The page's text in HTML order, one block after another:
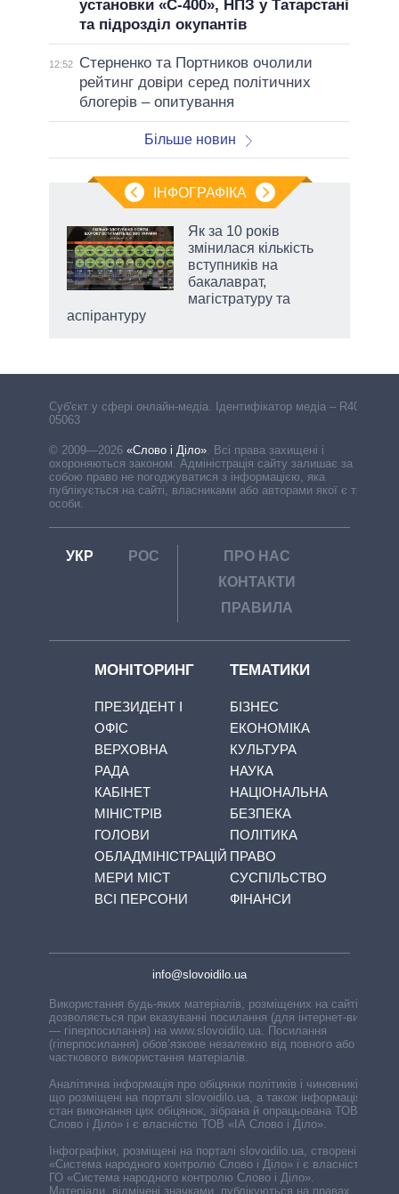
установки «С-400», НПЗ у Татарстані
та підрозділ окупантів
12:52
Стерненко та Портников очолили
рейтинг довіри серед політичних
блогерів – опитування
Більше новин
ІНФОГРАФІКА
Як за 10 років
змінилася кількість
вступників на
бакалаврат,
магістратуру та
аспірантуру
Cуб'єкт у сфері онлайн-медіа. Ідентифікатор медіа – R40-
05063
© 2009—2026 «Слово і Діло». Всі права захищені і
охороняються законом. Адміністрація сайту залишає за
собою право не погоджуватися з інформацією, яка
публікується на сайті, власниками або авторами якої є треті
особи.
УКР РОС
ПРО НАС
КОНТАКТИ
ПРАВИЛА
МОНІТОРИНГ
ПРЕЗИДЕНТ І
ОФІС
ВЕРХОВНА
РАДА
КАБІНЕТ
МІНІСТРІВ
ГОЛОВИ
ОБЛАДМІНІСТРАЦІЙ
МЕРИ МІСТ
ВСІ ПЕРСОНИ
ТЕМАТИКИ
БІЗНЕС
ЕКОНОМІКА
КУЛЬТУРА
НАУКА
НАЦІОНАЛЬНА
БЕЗПЕКА
ПОЛІТИКА
ПРАВО
СУСПІЛЬСТВО
ФІНАНСИ
info@slovoidilo.ua
Використання будь-яких матеріалів, розміщених на сайті,
дозволяється при вказуванні посилання (для інтернет-видань
— гіперпосилання) на www.slovoidilo.ua. Посилання
(гіперпосилання) обов’язкове незалежно від повного або
часткового використання матеріалів.
Аналітична інформація про обіцянки політиків і чиновників,
що розміщені на порталі slovoidilo.ua, а також інформація про
стан виконання цих обіцянок, зібрана й опрацьована ТОВ «ІА
Слово і Діло» і є власністю ТОВ «ІА Слово і Діло».
Інфографіки, розміщені на порталі slovoidilo.ua, створені ГО
«Система народного контролю Слово і Діло» і є власністю
ГО «Система народного контролю Слово і Діло».
Матеріали, відмічені значками, публікуються на правах